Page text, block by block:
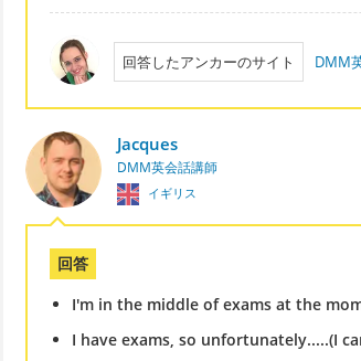
回答したアンカーのサイト DMM
Jacques
DMM英会話講師
イギリス
回答
I'm in the middle of exams at the
I have exams, so unfortunately.....(I